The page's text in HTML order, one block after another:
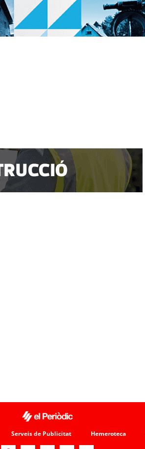
Serveis de Publicitat Hemeroteca